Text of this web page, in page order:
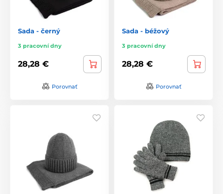
Sada - černý
3 pracovní dny
28,28 €
Porovnať
Sada - béžový
3 pracovní dny
28,28 €
Porovnať